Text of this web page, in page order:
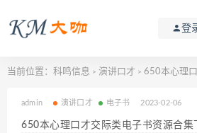
登
当前位置： 科鸣信息 > 演讲口才 > 650本心理口
admin 演讲口才 电子书 2023-02-06
650本心理口才交际类电子书资源合集